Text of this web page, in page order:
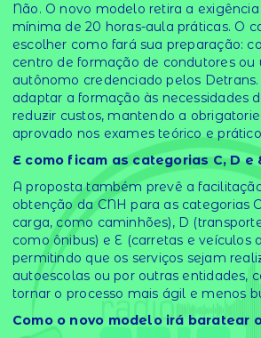
Não. O novo modelo retira a
mínima de 20 horas-aula práticas. O
escolher como fará sua preparação:
centro de formação de condutores ou
autônomo credenciado pelos
adaptar a formação às necessidades
reduzir custos, mantendo a
aprovado nos exames teórico e
E como ficam as categorias C, D e
A proposta também prevê a
obtenção da CNH para as categorias
carga, como caminhões), D
como ônibus) e E (carretas e veículos
permitindo que os serviços sejam
autoescolas ou por outras entidades,
tornar o processo mais ágil e menos
Como o novo modelo irá baratear